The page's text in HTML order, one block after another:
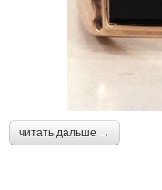
читать дальше →